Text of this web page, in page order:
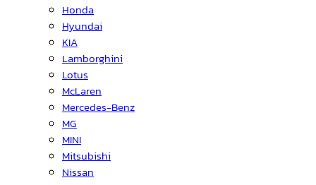
Honda
Hyundai
KIA
Lamborghini
Lotus
McLaren
Mercedes-Benz
MG
MINI
Mitsubishi
Nissan